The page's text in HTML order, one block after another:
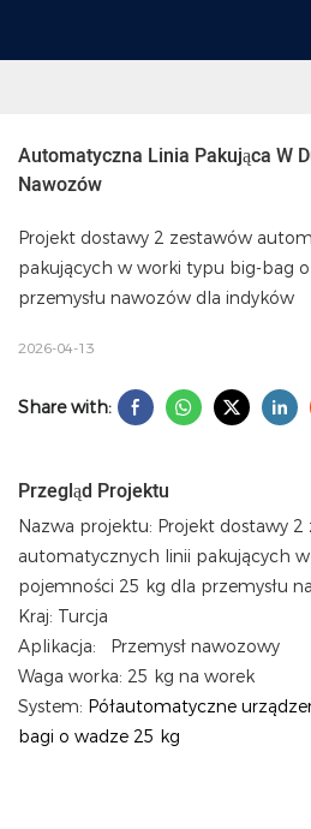
Automatyczna Linia Pakująca W
Nawozów
Projekt dostawy 2 zestawów
pakujących w worki typu big-bag
przemysłu nawozów dla indyków
2026-04-13
Share with:
Przegląd Projektu
Nazwa projektu: Projekt dostawy 2
automatycznych linii pakujących
pojemności 25 kg dla przemysłu
Kraj: Turcja
Aplikacja:
Przemysł nawozowy
Waga worka: 25 kg na worek
System: Półautomatyczne
bagi o wadze 25 kg